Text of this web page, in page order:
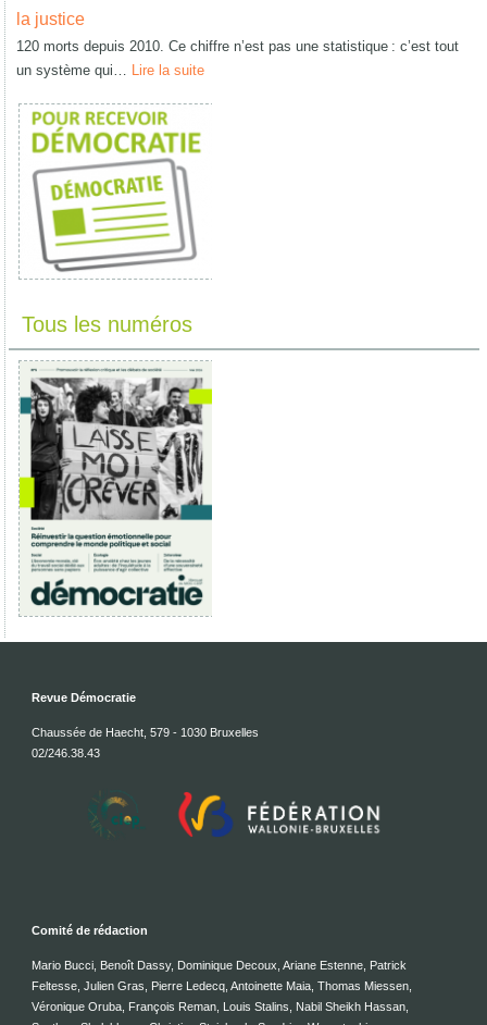
la justice
120 morts depuis 2010. Ce chiffre n’est pas une statistique : c’est tout
un système qui… Lire la suite
Tous les numéros
Revue Démocratie
Chaussée de Haecht, 579 - 1030 Bruxelles
02/246.38.43
Comité de rédaction
Mario Bucci, Benoît Dassy, Dominique Decoux, Ariane Estenne, Patrick
Feltesse, Julien Gras, Pierre Ledecq, Antoinette Maia, Thomas Miessen,
Véronique Oruba, François Reman, Louis Stalins, Nabil Sheikh Hassan,